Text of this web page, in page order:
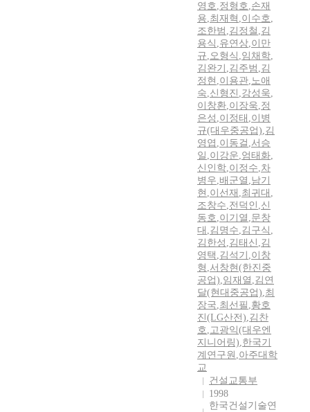
영호,정형호,손재
용,최재혁 ,이수호,
조한범 ,김정철 ,김
용식 ,유연상,이만
규,오형식 ,임채학,
김완기 ,김주범 ,김
정현 ,이용관,노애
숙,신형진 ,강성욱,
이창환,이장욱,정
은성 ,이정태 ,이병
규(대우중공업),김
영엽 ,이동걸 ,서승
일 ,이강운,엄태화,
신인학,이정수,차
병우,배군열 ,남기
현 ,이선재 ,최귀대 ,
조창수,전덕인 ,신
동호,이기열 ,문창
대 ,김명수,김구식 ,
김한성 ,김태신 ,김
영택 ,김석기 ,이창
형 ,서창현(한진중
공업),임재열 ,김연
달(현대중공업),최
장국,최선필 ,황호
진(LG산전),김찬
호,고광익(대우엔
지니어링),한국기
계연구원 ,아주대학
교
건설교통부
1998
한국건설기술연